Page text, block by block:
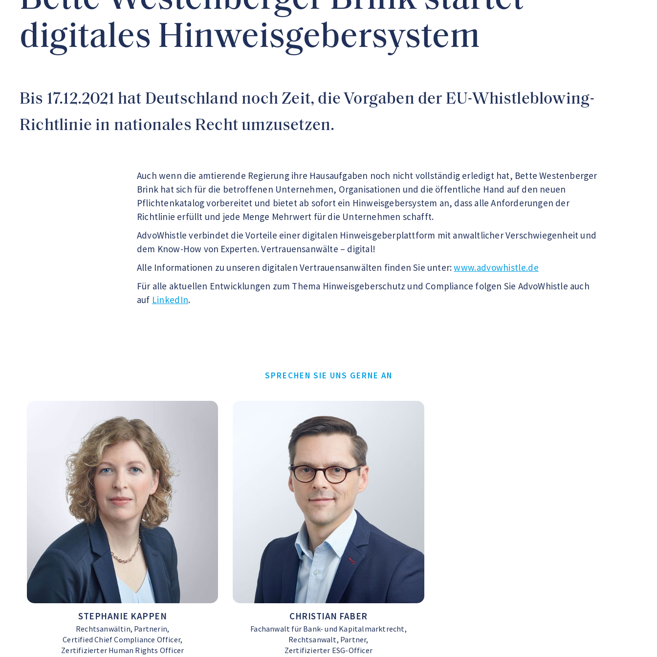
digitales Hinweisgebersystem
Bis 17.12.2021 hat Deutschland noch Zeit, die Vorgaben der EU-Whistleblowing-
Richtlinie in nationales Recht umzusetzen.
Auch wenn die amtierende Regierung ihre Hausaufgaben noch nicht vollständig erledigt hat, Bette Westenberger
Brink hat sich für die betroffenen Unternehmen, Organisationen und die öffentliche Hand auf den neuen
Pflichtenkatalog vorbereitet und bietet ab sofort ein Hinweisgebersystem an, dass alle Anforderungen der
Richtlinie erfüllt und jede Menge Mehrwert für die Unternehmen schafft.
AdvoWhistle verbindet die Vorteile einer digitalen Hinweisgeberplattform mit anwaltlicher Verschwiegenheit und
dem Know-How von Experten. Vertrauensanwälte – digital!
Alle Informationen zu unseren digitalen Vertrauensanwälten finden Sie unter:www.advowhistle.de
Für alle aktuellen Entwicklungen zum Thema Hinweisgeberschutz und Compliance folgen Sie AdvoWhistle auch
auf LinkedIn.
SPRECHEN SIE UNS GERNE AN
STEPHANIE KAPPEN
Rechtsanwältin, Partnerin,
Certified Chief Compliance Officer,
Zertifizierter Human Rights Officer
CHRISTIAN FABER
Fachanwalt für Bank- und Kapitalmarktrecht,
Rechtsanwalt, Partner,
Zertifizierter ESG-Officer